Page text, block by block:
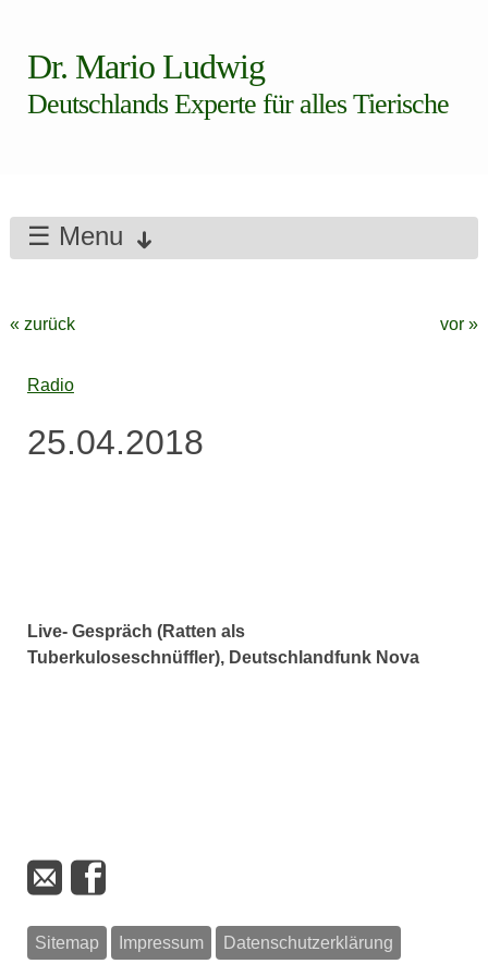
Dr. Mario Ludwig
Deutschlands Experte für alles Tierische
☰ Menu
« zurück vor »
Radio
25.04.2018
Live- Gespräch (Ratten als
Tuberkuloseschnüffler), Deutschlandfunk Nova
Sitemap Impressum Datenschutzerklärung